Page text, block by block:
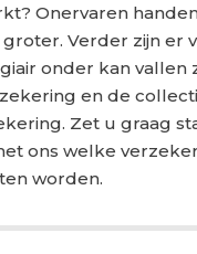
Onervaren
groter. Verder zijn er
onder kan vallen
en de
Zet u graag
ons welke
worden.